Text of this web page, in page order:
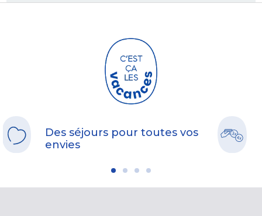
Des séjours pour toutes vos
envies